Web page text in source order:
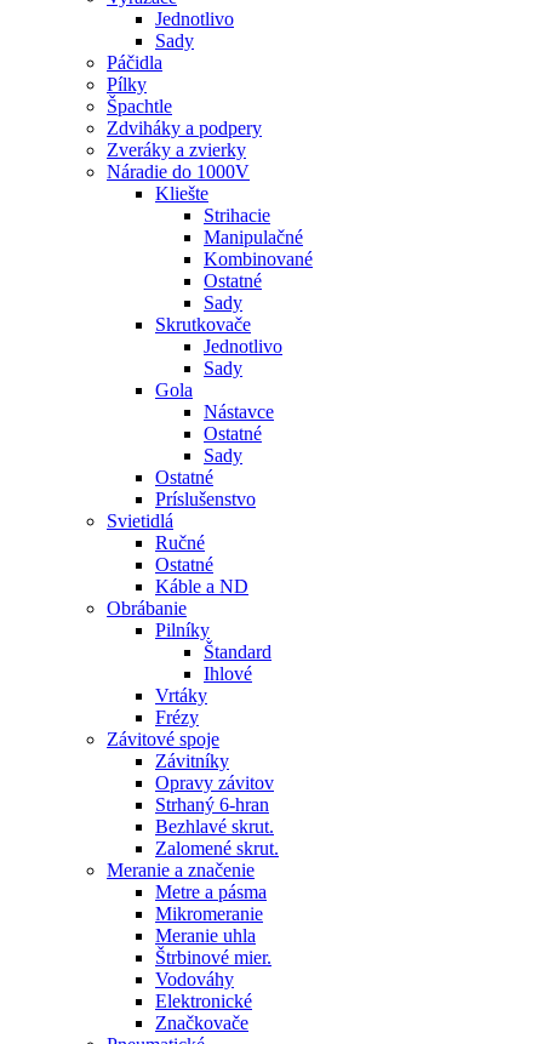
Jednotlivo
Sady
Páčidla
Pílky
Špachtle
Zdviháky a podpery
Zveráky a zvierky
Náradie do 1000V
Kliešte
Strihacie
Manipulačné
Kombinované
Ostatné
Sady
Skrutkovače
Jednotlivo
Sady
Gola
Nástavce
Ostatné
Sady
Ostatné
Príslušenstvo
Svietidlá
Ručné
Ostatné
Káble a ND
Obrábanie
Pilníky
Štandard
Ihlové
Vrtáky
Frézy
Závitové spoje
Závitníky
Opravy závitov
Strhaný 6-hran
Bezhlavé skrut.
Zalomené skrut.
Meranie a značenie
Metre a pásma
Mikromeranie
Meranie uhla
Štrbinové mier.
Vodováhy
Elektronické
Značkovače